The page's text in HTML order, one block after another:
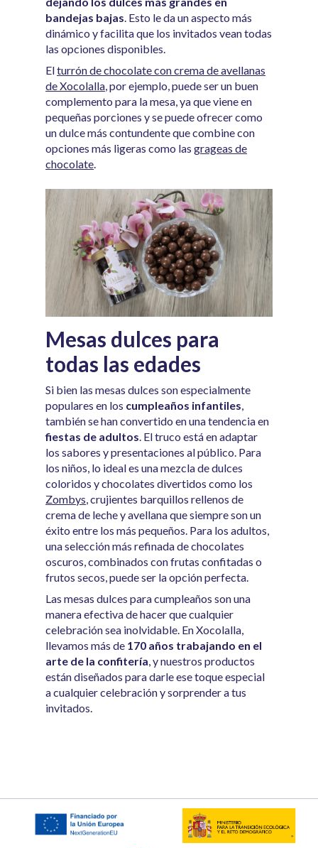
bandejas bajas. Esto le da un aspecto más
dinámico y facilita que los invitados vean todas
las opciones disponibles.
Elturrón de chocolate con crema de avellanas
de Xocolalla, por ejemplo, puede ser un buen
complemento para la mesa, ya que viene en
pequeñas porciones y se puede ofrecer como
un dulce más contundente que combine con
opciones más ligeras como lasgrageas de
chocolate.
Mesas dulces para
todas las edades
Si bien las mesas dulces son especialmente
populares en los cumpleaños infantiles,
también se han convertido en una tendencia en
fiestas de adultos. El truco está en adaptar
los sabores y presentaciones al público. Para
los niños, lo ideal es una mezcla de dulces
coloridos y chocolates divertidos como los
Zombys, crujientes barquillos rellenos de
crema de leche y avellana que siempre son un
éxito entre los más pequeños. Para los adultos,
una selección más refinada de chocolates
oscuros, combinados con frutas confitadas o
frutos secos, puede ser la opción perfecta.
Las mesas dulces para cumpleaños son una
manera efectiva de hacer que cualquier
celebración sea inolvidable. En Xocolalla,
llevamos más de 170 años trabajando en el
arte de la confitería, y nuestros productos
están diseñados para darle ese toque especial
a cualquier celebración y sorprender a tus
invitados.